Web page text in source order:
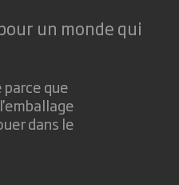
un monde qui
que
dans le